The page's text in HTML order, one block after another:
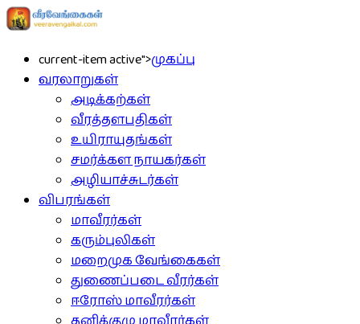
current-item active">முகப்பு
வரலாறுகள்
அடிக்கற்கள்
வீரத்தளபதிகள்
உயிராயுதங்கள்
சமர்க்கள நாயகர்கள்
அழியாச்சுடர்கள்
விபரங்கள்
மாவீரர்கள்
கரும்புலிகள்
மறைமுக வேங்கைகள்
துணைப்படை வீரர்கள்
ஈரோஸ் மாவீரர்கள்